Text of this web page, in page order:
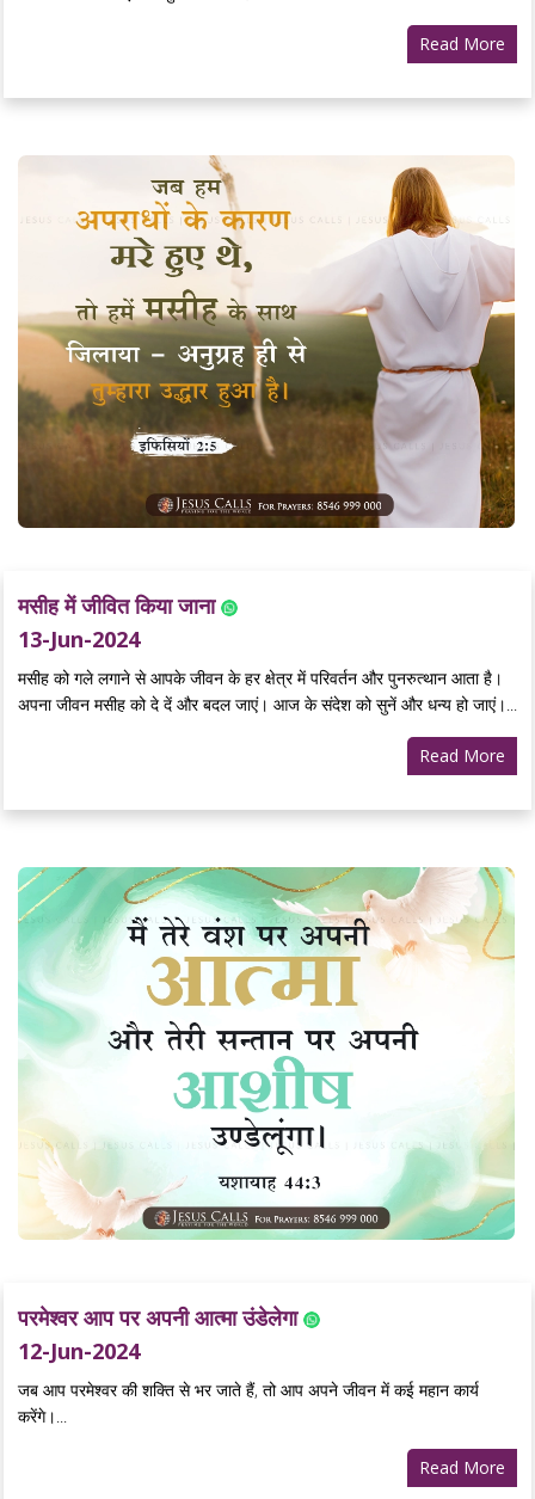
Read More
मसीह में जीवित किया जाना
13-Jun-2024
मसीह को गले लगाने से आपके जीवन के हर क्षेत्र में परिवर्तन और पुनरुत्थान आता है।
अपना जीवन मसीह को दे दें और बदल जाएं। आज के संदेश को सुनें और धन्य हो जाएं।...
Read More
परमेश्वर आप पर अपनी आत्मा उंडेलेगा
12-Jun-2024
जब आप परमेश्वर की शक्ति से भर जाते हैं, तो आप अपने जीवन में कई महान कार्य
करेंगे।...
Read More